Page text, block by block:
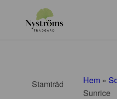
Stamträd
Hem »
Sunrice